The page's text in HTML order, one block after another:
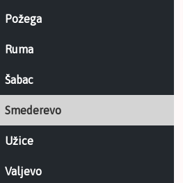
Požega
Ruma
Šabac
Smederevo
Užice
Valjevo